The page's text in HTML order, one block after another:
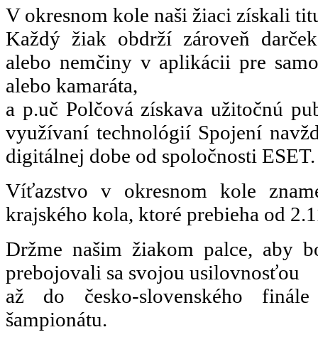
V okresnom kole naši žiaci získali
Každý žiak obdrží zároveň
alebo nemčiny v aplikácii pre
alebo kamaráta,
a p.uč Polčová získava užitočnú
využívaní technológií Spojení
digitálnej dobe od spoločnosti ESET.
Víťazstvo v okresnom kole
krajského kola, ktoré prebieha od
Držme našim žiakom palce, aby
prebojovali sa svojou usilovnosťou
až do česko-slovenského finále
šampionátu.